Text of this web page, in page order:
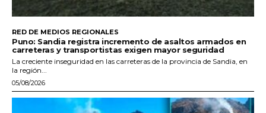
RED DE MEDIOS REGIONALES
Puno: Sandia registra incremento de asaltos armados en
carreteras y transportistas exigen mayor seguridad
La creciente inseguridad en las carreteras de la provincia de Sandia, en
la región...
05/08/2026